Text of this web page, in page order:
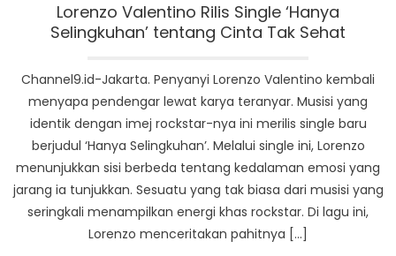
Lorenzo Valentino Rilis Single ‘Hanya
Selingkuhan’ tentang Cinta Tak Sehat
Channel9.id-Jakarta. Penyanyi Lorenzo Valentino kembali
menyapa pendengar lewat karya teranyar. Musisi yang
identik dengan imej rockstar-nya ini merilis single baru
berjudul ‘Hanya Selingkuhan’. Melalui single ini, Lorenzo
menunjukkan sisi berbeda tentang kedalaman emosi yang
jarang ia tunjukkan. Sesuatu yang tak biasa dari musisi yang
seringkali menampilkan energi khas rockstar. Di lagu ini,
Lorenzo menceritakan pahitnya […]